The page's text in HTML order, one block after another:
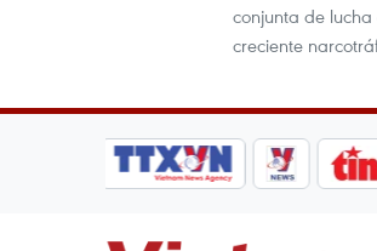
conjunta de
creciente